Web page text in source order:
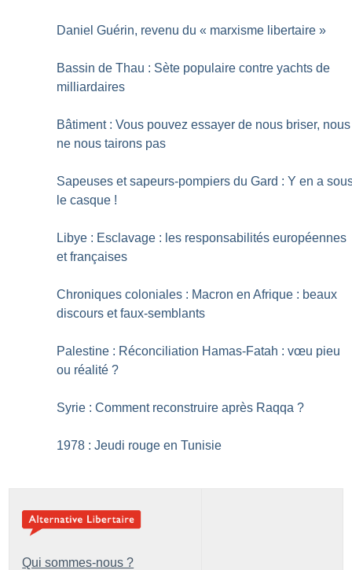
Daniel Guérin, revenu du « marxisme libertaire »
Bassin de Thau : Sète populaire contre yachts de
milliardaires
Bâtiment : Vous pouvez essayer de nous briser, nous
ne nous tairons pas
Sapeuses et sapeurs-pompiers du Gard : Y en a
le casque !
Libye : Esclavage : les responsabilités européennes
et françaises
Chroniques coloniales : Macron en Afrique : beaux
discours et faux-semblants
Palestine : Réconciliation Hamas-Fatah : vœu pieu
ou réalité ?
Syrie : Comment reconstruire après Raqqa ?
1978 : Jeudi rouge en Tunisie
Qui sommes-nous ?